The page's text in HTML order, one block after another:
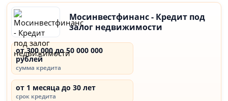
Мосинвестфинанс - Кредит под
залог недвижимости
от 300 000 до 50 000 000
рублей
сумма кредита
от 1 месяца до 30 лет
срок кредита